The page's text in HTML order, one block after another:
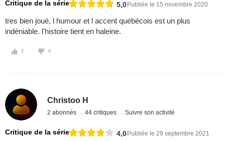
Critique de la série 5,0Publiée le 15 novembre 2020
tres bien joué, l humour et l accent québécois est un plus
indéniable. l'histoire tient en haleine.
2 0
Christoo H
2 abonnés 44 critiques Suivre son activité
Critique de la série 4,0Publiée le 29 septembre 2021